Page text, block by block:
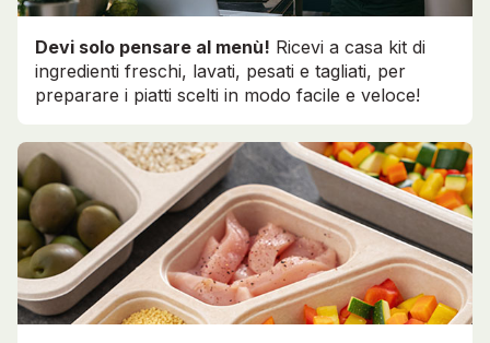
Devi solo pensare al menù! Ricevi a casa kit di
ingredienti freschi, lavati, pesati e tagliati, per
preparare i piatti scelti in modo facile e veloce!